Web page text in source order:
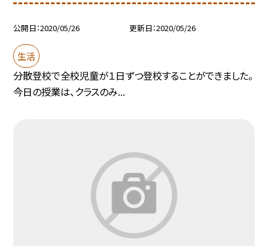
公開日 2020/05/26 更新日 2020/05/26
生活
分散登校で全校児童が１日ずつ登校することができました。
今日の授業は、クラスのみ...